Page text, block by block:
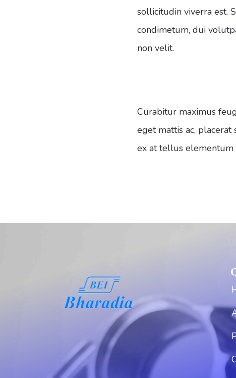
sollicitudin viverra est.
condimetum, dui
non velit.
Curabitur maximus
eget mattis ac,
ex at tellus elementum